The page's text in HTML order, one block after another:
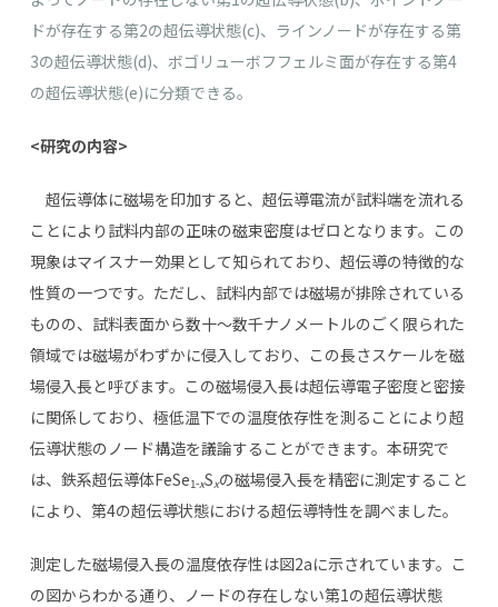
ドが存在する第2の超伝導状態(c)、ラインノードが存在する第
3の超伝導状態(d)、ボゴリューボフフェルミ面が存在する第4
の超伝導状態(e)に分類できる。
<研究の内容>
超伝導体に磁場を印加すると、超伝導電流が試料端を流れる
ことにより試料内部の正味の磁束密度はゼロとなります。この
現象はマイスナー効果として知られており、超伝導の特徴的な
性質の一つです。ただし、試料内部では磁場が排除されている
ものの、試料表面から数十～数千ナノメートルのごく限られた
領域では磁場がわずかに侵入しており、この長さスケールを磁
場侵入長と呼びます。この磁場侵入長は超伝導電子密度と密接
に関係しており、極低温下での温度依存性を測ることにより超
伝導状態のノード構造を議論することができます。本研究で
は、鉄系超伝導体FeSe1-xSxの磁場侵入長を精密に測定すること
により、第4の超伝導状態における超伝導特性を調べました。
測定した磁場侵入長の温度依存性は図2aに示されています。こ
の図からわかる通り、ノードの存在しない第1の超伝導状態